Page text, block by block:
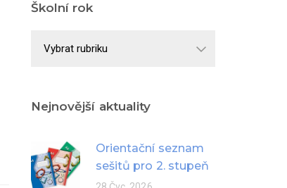
Školní rok
Nejnovější aktuality
Orientační seznam
sešitů pro 2. stupeň